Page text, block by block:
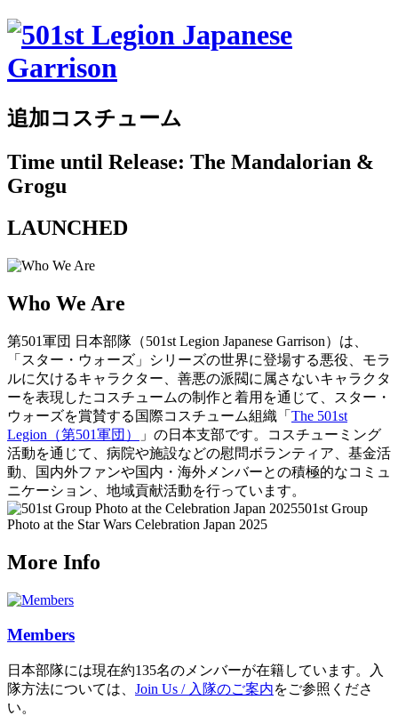
追加コスチューム
Time until Release: The Mandalorian &
Grogu
LAUNCHED
Who We Are
第501軍団 日本部隊（501st Legion Japanese Garrison）は、
「スター・ウォーズ」シリーズの世界に登場する悪役、モラ
ルに欠けるキャラクター、善悪の派閥に属さないキャラクタ
ーを表現したコスチュームの制作と着用を通じて、スター・
ウォーズを賞賛する国際コスチューム組織「 The 501st
Legion（第501軍団）
」の日本支部です。コスチューミング
活動を通じて、病院や施設などの慰問ボランティア、基金活
動、国内外ファンや国内・海外メンバーとの積極的なコミュ
ニケーション、地域貢献活動を行っています。
501st Group
Photo at the Star Wars Celebration Japan 2025
More Info
Members
日本部隊には現在約135名のメンバーが在籍しています。入
隊方法については、 Join Us / 入隊のご案内をご参照くださ
い。